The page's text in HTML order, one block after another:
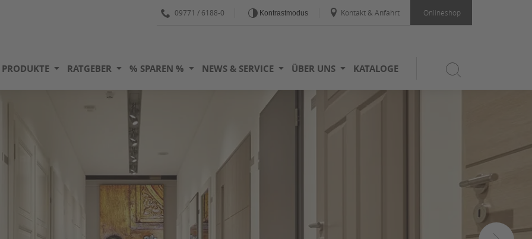
09771 / 6188-0 Kontrastmodus Kontakt & Anfahrt Onlineshop
PRODUKTE RATGEBER % SPAREN % NEWS & SERVICE ÜBER UNS KATALOGE